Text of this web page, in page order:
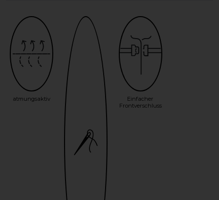
atmungsaktiv
Einfacher
Frontverschluss